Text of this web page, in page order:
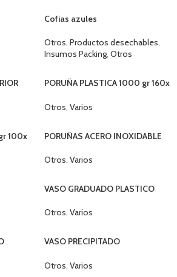
Cofias azules
Otros, Productos desechables,
Insumos Packing, Otros
PORUÑA PLASTICA 1000 gr 160x
Otros Varios
100x
PORUÑAS ACERO INOXIDABLE
Otros Varios
VASO GRADUADO PLASTICO
Otros, Varios
VASO PRECIPITADO
Otros, Varios